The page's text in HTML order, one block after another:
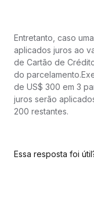
Entretanto, caso
aplicados juros ao
de Cartão de
do
de US$ 300 em 3
juros serão
200 restantes.​
Essa resposta foi